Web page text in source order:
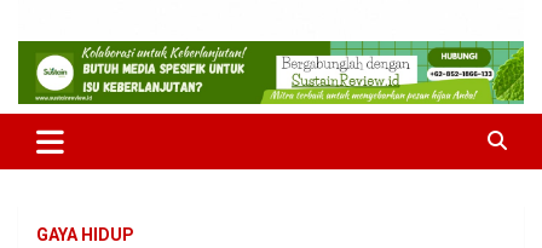
MulaMula
Medianya para Gen Z
GAYA HIDUP